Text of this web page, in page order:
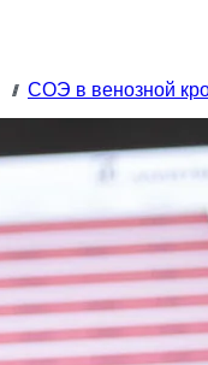
/// СОЭ в венозной